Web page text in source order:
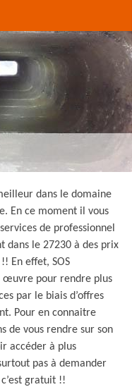
dans le domaine
En ce moment il vous
de professionnel
dans le 27230 à des prix
En effet, SOS
œuvre pour rendre plus
par le biais d’offres
Pour en connaitre
de vous rendre sur son
accéder à plus
pas à demander
gratuit !!